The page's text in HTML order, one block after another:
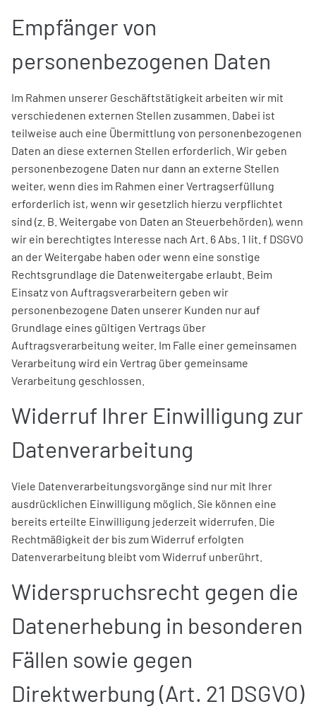
Empfänger von
personenbezogenen Daten
Im Rahmen unserer Geschäftstätigkeit arbeiten wir mit
verschiedenen externen Stellen zusammen. Dabei ist
teilweise auch eine Übermittlung von personenbezogenen
Daten an diese externen Stellen erforderlich. Wir geben
personenbezogene Daten nur dann an externe Stellen
weiter, wenn dies im Rahmen einer Vertragserfüllung
erforderlich ist, wenn wir gesetzlich hierzu verpflichtet
sind (z. B. Weitergabe von Daten an Steuerbehörden), wenn
wir ein berechtigtes Interesse nach Art. 6 Abs. 1 lit. f DSGVO
an der Weitergabe haben oder wenn eine sonstige
Rechtsgrundlage die Datenweitergabe erlaubt. Beim
Einsatz von Auftragsverarbeitern geben wir
personenbezogene Daten unserer Kunden nur auf
Grundlage eines gültigen Vertrags über
Auftragsverarbeitung weiter. Im Falle einer gemeinsamen
Verarbeitung wird ein Vertrag über gemeinsame
Verarbeitung geschlossen.
Widerruf Ihrer Einwilligung zur
Datenverarbeitung
Viele Datenverarbeitungsvorgänge sind nur mit Ihrer
ausdrücklichen Einwilligung möglich. Sie können eine
bereits erteilte Einwilligung jederzeit widerrufen. Die
Rechtmäßigkeit der bis zum Widerruf erfolgten
Datenverarbeitung bleibt vom Widerruf unberührt.
Widerspruchsrecht gegen die
Datenerhebung in besonderen
Fällen sowie gegen
Direktwerbung (Art. 21 DSGVO)